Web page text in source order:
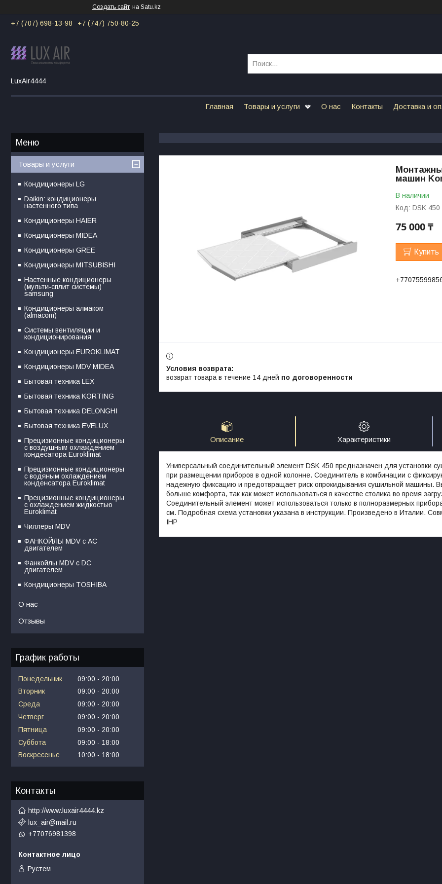
Создать сайт на Satu.kz
+7 (707) 698-13-98 +7 (747) 750-80-25
LuxAir4444
Главная Товары и услуги О нас Контакты Доставка и
машин
В наличии
Код: DSK 450
75 000 ₸
Купить
возврат товара в течение 14 дней по договоренности
Описание Характеристики
Универсальный соединительный элемент DSK 450 предназначен для установки
при размещении приборов в одной колонне. Соединитель в комбинации с
надежную фиксацию и предотвращает риск опрокидывания сушильной машины.
больше комфорта, так как может использоваться в качестве столика во время
Соединительный элемент может использоваться только в полноразмерных
см. Подробная схема установки указана в инструкции. Произведено в Италии.
IHP
Товары и услуги
Кондиционеры LG
Daikin: кондиционеры
настенного типа
Кондиционеры HAIER
Кондиционеры MIDEA
Кондиционеры GREE
Кондиционеры MITSUBISHI
Настенные кондиционеры
(мульти-сплит системы)
samsung
Кондиционеры алмаком
(almacom)
Системы вентиляции и
кондиционирования
Кондиционеры EUROKLIMAT
Кондиционеры MDV MIDEA
Бытовая техника LEX
Бытовая техника KORTING
Бытовая техника DELONGHI
Бытовая техника EVELUX
Прецизионные кондиционеры
с воздушным охлаждением
кондесатора Euroklimat
Прецизионные кондиционеры
с водяным охлаждением
конденсатора Euroklimat
Прецизионные кондиционеры
с охлаждением жидкостью
Euroklimat
Чиллеры MDV
ФАНКОЙЛЫ MDV с АС
двигателем
Фанкойлы MDV c DC
двигателем
Кондиционеры TOSHIBA
О нас
Отзывы
График работы
Понедельник 09:00
20:00
Вторник
09:00
20:00
Среда
09:00
20:00
Четверг
09:00
20:00
Пятница
09:00
20:00
Суббота
09:00
18:00
Воскресенье
10:00 18:00
Контакты
http://www.luxair4444.kz
lux_air@mail.ru
+77076981398
Рустем